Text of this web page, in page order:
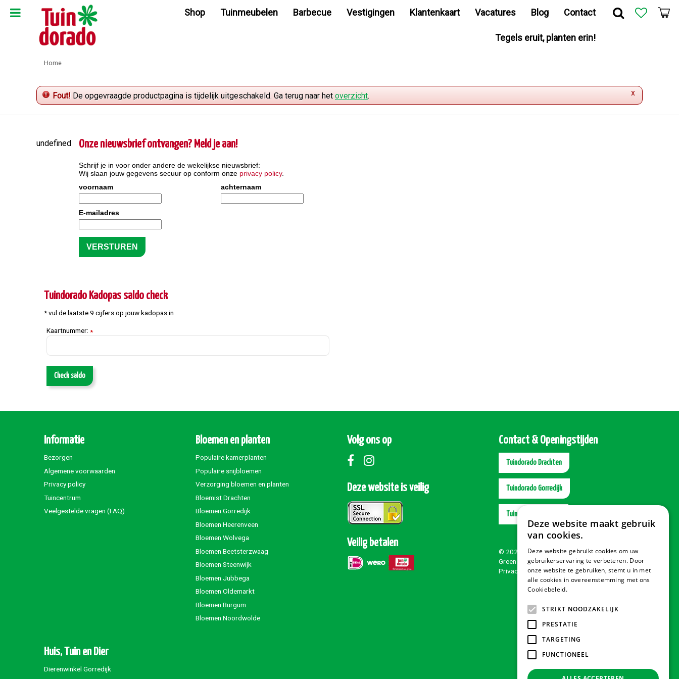
naar
Home
Shop Tuinmeubelen Barbecue Vestigingen Klantenkaart Vacatures Blog Contact
Tegels eruit, planten erin!
x
Fout! De opgevraagde productpagina is tijdelijk uitgeschakeld. Ga terug naar het overzicht.
undefined Onze nieuwsbrief ontvangen? Meld je aan!
Schrijf je in voor onder andere de wekelijkse nieuwsbrief:
Wij slaan jouw gegevens secuur op conform onze privacy policy.
voornaam
achternaam
E-mailadres
Tuindorado Kadopas saldo check
* vul de laatste 9 cijfers op jouw kadopas in
Kaartnummer: *
Check saldo
Informatie
Bezorgen
Algemene voorwaarden
Privacy policy
Tuincentrum
Veelgestelde vragen (FAQ)
Bloemen en planten
Populaire kamerplanten
Populaire snijbloemen
Verzorging bloemen en planten
Bloemist Drachten
Bloemen Gorredijk
Bloemen Heerenveen
Bloemen Wolvega
Bloemen Beetsterzwaag
Bloemen Steenwijk
Bloemen Jubbega
Bloemen Oldemarkt
Bloemen Burgum
Bloemen Noordwolde
Huis, Tuin en Dier
Dierenwinkel Gorredijk
Volg ons op
Deze website is veilig
Veilig betalen
Contact & Openingstijden
Tuindorado Drachten
Tuindorado Gorredijk
Tuindorado Wolvega
© 2026 Tuindorado
Green Solutions
Privacy policy
Deze website maakt gebruik
van cookies.
Deze website gebruikt cookies om uw
gebruikerservaring te verbeteren. Door
onze website te gebruiken, stemt u in met
alle cookies in overeenstemming met ons
Cookiebeleid.
STRIKT NOODZAKELIJK
PRESTATIE
TARGETING
FUNCTIONEEL